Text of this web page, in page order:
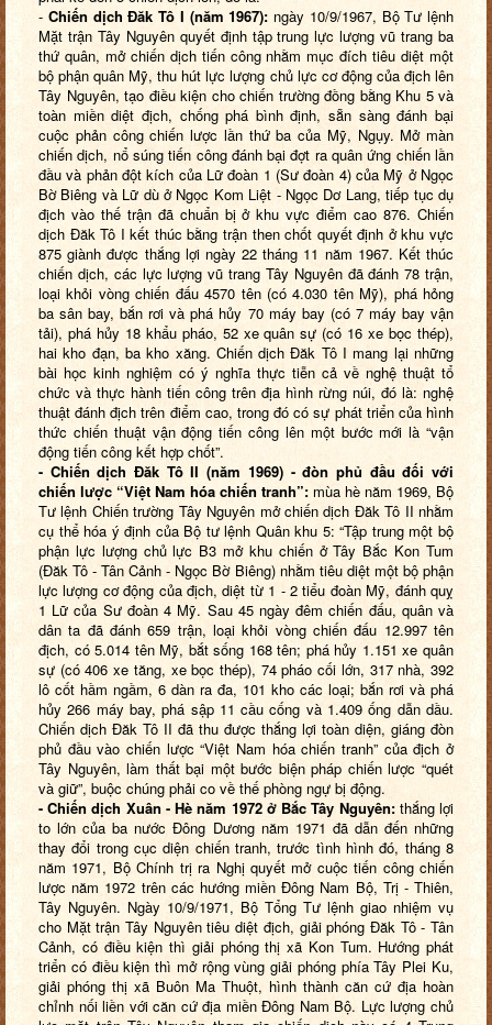
- Chiến dịch Đăk Tô I (năm 1967): ngày 10/9/1967, Bộ Tư lệnh
Mặt trận Tây Nguyên quyết định tập trung lực lượng vũ trang ba
thứ quân, mở chiến dịch tiến công nhằm mục đích tiêu diệt một
bộ phận quân Mỹ, thu hút lực lượng chủ lực cơ động của địch lên
Tây Nguyên, tạo điều kiện cho chiến trường đồng bằng Khu 5 và
toàn miền diệt địch, chống phá bình định, sẵn sàng đánh bại
cuộc phản công chiến lược lần thứ ba của Mỹ, Ngụy. Mở màn
chiến dịch, nổ súng tiến công đánh bại đợt ra quân ứng chiến lần
đầu và phản đột kích của Lữ đoàn 1 (Sư đoàn 4) của Mỹ ở Ngọc
Bờ Biêng và Lữ dù ở Ngọc Kom Liệt - Ngọc Dơ Lang, tiếp tục dụ
địch vào thế trận đã chuẩn bị ở khu vực điểm cao 876. Chiến
dịch Đăk Tô I kết thúc bằng trận then chốt quyết định ở khu vực
875 giành được thắng lợi ngày 22 tháng 11 năm 1967. Kết thúc
chiến dịch, các lực lượng vũ trang Tây Nguyên đã đánh 78 trận,
loại khỏi vòng chiến đấu 4570 tên (có 4.030 tên Mỹ), phá hỏng
ba sân bay, bắn rơi và phá hủy 70 máy bay (có 7 máy bay vận
tải), phá hủy 18 khẩu pháo, 52 xe quân sự (có 16 xe bọc thép),
hai kho đạn, ba kho xăng. Chiến dịch Đăk Tô I mang lại những
bài học kinh nghiệm có ý nghĩa thực tiễn cả về nghệ thuật tổ
chức và thực hành tiến công trên địa hình rừng núi, đó là: nghệ
thuật đánh địch trên điểm cao, trong đó có sự phát triển của hình
thức chiến thuật vận động tiến công lên một bước mới là “vận
động tiến công kết hợp chốt”.
- Chiến dịch Đăk Tô II (năm 1969) - đòn phủ đầu đối với
chiến lược “Việt Nam hóa chiến tranh”: mùa hè năm 1969, Bộ
Tư lệnh Chiến trường Tây Nguyên mở chiến dịch Đăk Tô II nhằm
cụ thể hóa ý định của Bộ tư lệnh Quân khu 5: “Tập trung một bộ
phận lực lượng chủ lực B3 mở khu chiến ở Tây Bắc Kon Tum
(Đăk Tô - Tân Cảnh - Ngọc Bờ Biêng) nhằm tiêu diệt một bộ phận
lực lượng cơ động của địch, diệt từ 1 - 2 tiểu đoàn Mỹ, đánh quỵ
1 Lữ của Sư đoàn 4 Mỹ. Sau 45 ngày đêm chiến đấu, quân và
dân ta đã đánh 659 trận, loại khỏi vòng chiến đấu 12.997 tên
địch, có 5.014 tên Mỹ, bắt sống 168 tên; phá hủy 1.151 xe quân
sự (có 406 xe tăng, xe bọc thép), 74 pháo cối lớn, 317 nhà, 392
lô cốt hầm ngầm, 6 dàn ra đa, 101 kho các loại; bắn rơi và phá
hủy 266 máy bay, phá sập 11 cầu cống và 1.409 ống dẫn dầu.
Chiến dịch Đăk Tô II đã thu được thắng lợi toàn diện, giáng đòn
phủ đầu vào chiến lược “Việt Nam hóa chiến tranh” của địch ở
Tây Nguyên, làm thất bại một bước biện pháp chiến lược “quét
và giữ”, buộc chúng phải co về thế phòng ngự bị động.
- Chiến dịch Xuân - Hè năm 1972 ở Bắc Tây Nguyên:thắng lợi
to lớn của ba nước Đông Dương năm 1971 đã dẫn đến những
thay đổi trong cục diện chiến tranh, trước tình hình đó, tháng 8
năm 1971, Bộ Chính trị ra Nghị quyết mở cuộc tiến công chiến
lược năm 1972 trên các hướng miền Đông Nam Bộ, Trị - Thiên,
Tây Nguyên. Ngày 10/9/1971, Bộ Tổng Tư lệnh giao nhiệm vụ
cho Mặt trận Tây Nguyên tiêu diệt địch, giải phóng Đăk Tô - Tân
Cảnh, có điều kiện thì giải phóng thị xã Kon Tum. Hướng phát
triển có điều kiện thì mở rộng vùng giải phóng phía Tây Plei Ku,
giải phóng thị xã Buôn Ma Thuột, hình thành căn cứ địa hoàn
chỉnh nối liền với căn cứ địa miền Đông Nam Bộ. Lực lượng chủ